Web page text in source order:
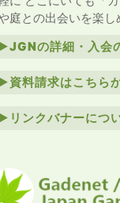
庭との出会いを楽し
の詳細・入会
資料請求はこちら
リンクバナーにつ